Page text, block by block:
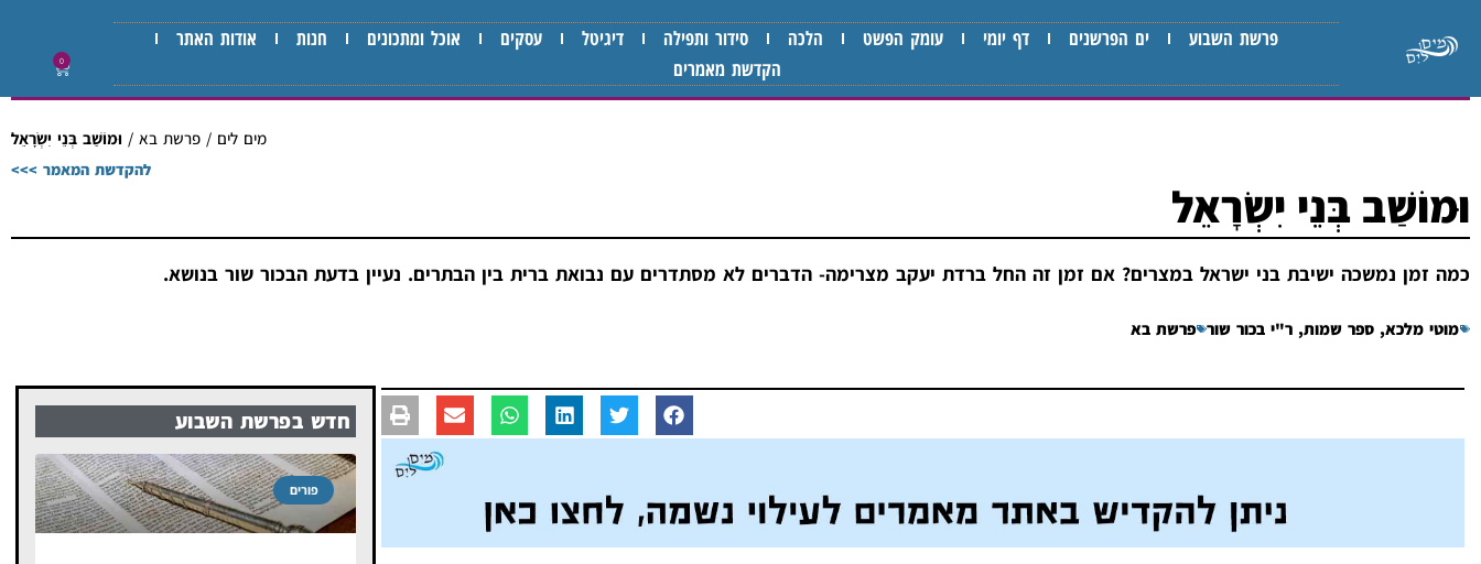
פרשת השבוע ים הפרשנים דף יומי עומק הפשט הלכה סידור ותפילה דיגיטל עסקים אוכל ומתכונים חנות
אודות האתר
הקדשת מאמרים
0
מים לים / פרשת בא / וּמוֹשַׁב בְּנֵי יִשְׂרָאֵל
להקדשת המאמר >>>
וּמוֹשַׁב בְּנֵי יִשְׂרָאֵל
כמה זמן נמשכה ישיבת בני ישראל במצרים? אם זמן זה החל ברדת יעקב מצרימה- הדברים לא מסתדרים עם נבואת ברית בין הבתרים. נעיין בדעת הבכור שור בנושא.
מוטי מלכא, ספר שמות, ר"י בכור שור פרשת בא
חדש בפרשת השבוע
פורים